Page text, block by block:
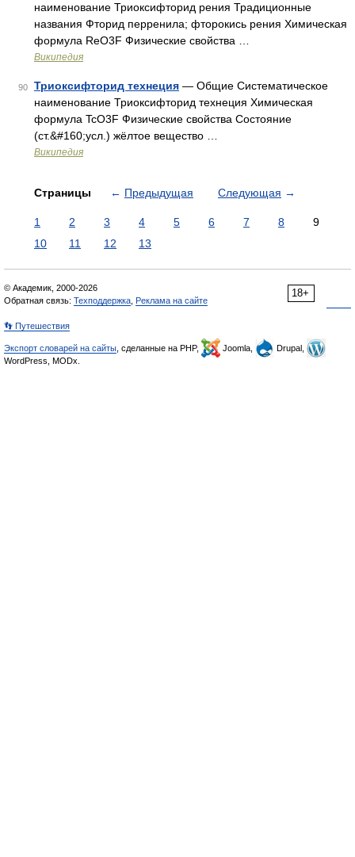
наименование Триоксифторид рения Традиционные
названия Фторид перренила; фторокись рения Химическая
формула ReO3F Физические свойства …
Википедия
90 Триоксифторид технеция — Общие Систематическое
наименование Триоксифторид технеция Химическая
формула TcO3F Физические свойства Состояние
(ст.&#160;усл.) жёлтое вещество …
Википедия
Страницы ← Предыдущая Следующая →
1 2 3 4 5 6 7 8
9
10
11 12 13
18+
© Академик, 2000-2026
Обратная связь: Техподдержка Реклама на сайте
👣 Путешествия
Экспорт словарей на сайты , сделанные на PHP, Joomla,
Drupal,
WordPress, MODx.